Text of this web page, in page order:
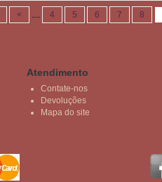
< .... 4 5 6 7 8
Atendimento
Contate-nos
Devoluções
Mapa do site